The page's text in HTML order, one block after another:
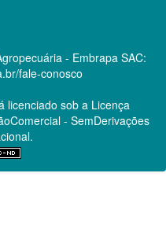
- Embrapa SAC:
fale-conosco
licenciado sob a Licença
- SemDerivações